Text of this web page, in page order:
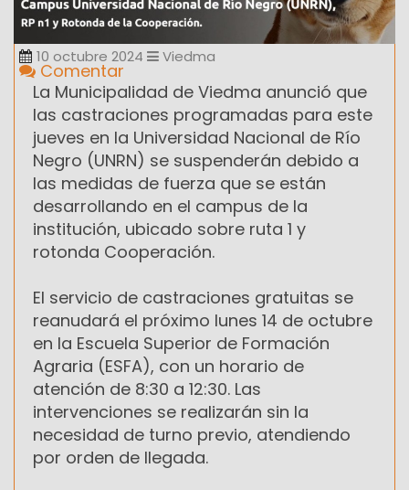
10 octubre 2024 Viedma
Comentar
La Municipalidad de Viedma anunció que
las castraciones programadas para este
jueves en la Universidad Nacional de Río
Negro (UNRN) se suspenderán debido a
las medidas de fuerza que se están
desarrollando en el campus de la
institución, ubicado sobre ruta 1 y
rotonda Cooperación.
El servicio de castraciones gratuitas se
reanudará el próximo lunes 14 de octubre
en la Escuela Superior de Formación
Agraria (ESFA), con un horario de
atención de 8:30 a 12:30. Las
intervenciones se realizarán sin la
necesidad de turno previo, atendiendo
por orden de llegada.